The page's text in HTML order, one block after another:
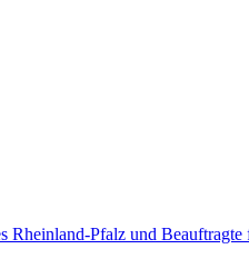
Rheinland-Pfalz und